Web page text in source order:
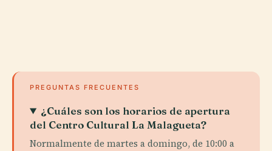
PREGUNTAS FRECUENTES
¿Cuáles son los horarios de apertura
del Centro Cultural La Malagueta?
Normalmente de martes a domingo, de 10:00 a